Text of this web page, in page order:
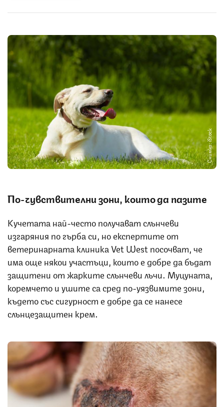
Снимка: iStock
По-чувствителни зони, които да пазите
Кучетата най-често получават слънчеви
изгаряния по гърба си, но експертите от
ветеринарната клиника Vet West посочват, че
има още някои участъци, които е добре да бъдат
защитени от жарките слънчеви лъчи. Муцуната,
коремчето и ушите са сред по-уязвимите зони,
където със сигурност е добре да се нанесе
слънцезащитен крем.